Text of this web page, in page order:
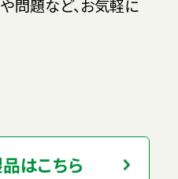
問題など、お気軽に
はこちら